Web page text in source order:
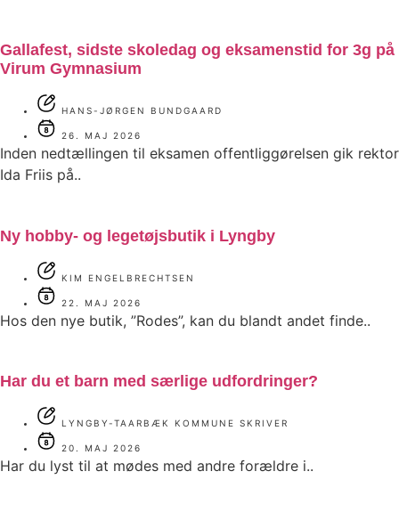
Gallafest, sidste skoledag og eksamenstid for 3g på
Virum Gymnasium
HANS-JØRGEN BUNDGAARD
26. MAJ 2026
Inden nedtællingen til eksamen offentliggørelsen gik rektor
Ida Friis på..
Ny hobby- og legetøjsbutik i Lyngby
KIM ENGELBRECHTSEN
22. MAJ 2026
Hos den nye butik, ”Rodes”, kan du blandt andet finde..
Har du et barn med særlige udfordringer?
LYNGBY-TAARBÆK KOMMUNE SKRIVER
20. MAJ 2026
Har du lyst til at mødes med andre forældre i..